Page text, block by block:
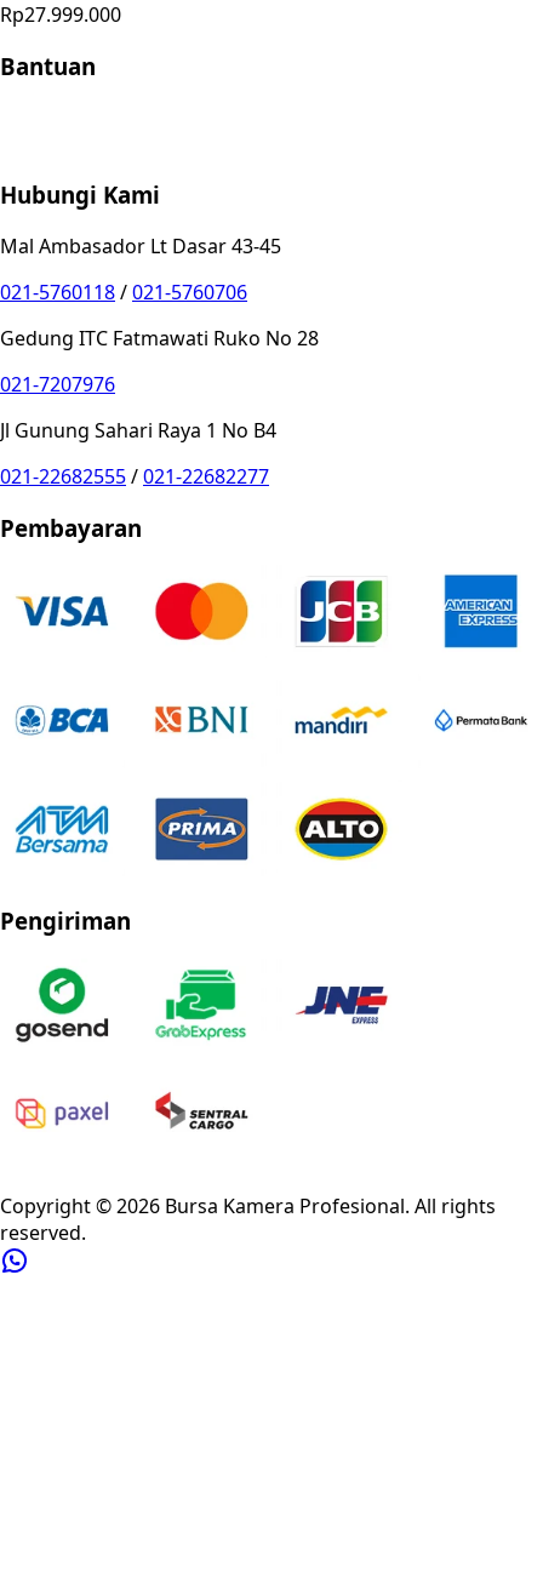
Rp27.999.000
Bantuan
Hubungi Kami
Mal Ambasador Lt Dasar 43-45
021-5760118/021-5760706
Gedung ITC Fatmawati Ruko No 28
021-7207976
Jl Gunung Sahari Raya 1 No B4
021-22682555/021-22682277
Pembayaran
Pengiriman
Copyright ©2026 Bursa Kamera Profesional. All rights
reserved.